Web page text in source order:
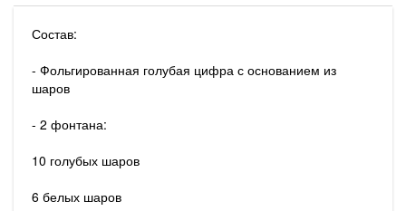
Состав:
- Фольгированная голубая цифра с основанием из
шаров
- 2 фонтана:
10 голубых шаров
6 белых шаров